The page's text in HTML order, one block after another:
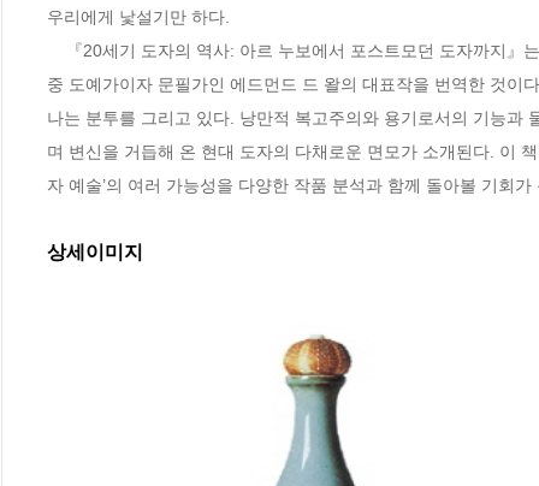
우리에게 낯설기만 하다.
중 도예가이자 문필가인 에드먼드 드 왈의 대표작을 번역한 것이
나는 분투를 그리고 있다. 낭만적 복고주의와 용기로서의 기능과
며 변신을 거듭해 온 현대 도자의 다채로운 면모가 소개된다. 이
자 예술’의 여러 가능성을 다양한 작품 분석과 함께 돌아볼 기회가
상세이미지